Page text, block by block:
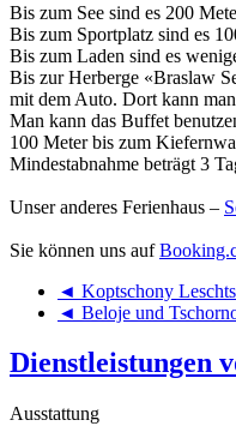
Bis zum See sind es 200
Bis zum Sportplatz sind es
Bis zum Laden sind es
Bis zur Herberge «Braslaw
mit dem Auto. Dort kann
Man kann das Buffet
100 Meter bis zum
Mindestabnahme beträgt 3
Unser anderes Ferienhaus –
Sie können uns auf
◄ Koptschony
◄ Beloje und
Dienstleistungen
Ausstattung